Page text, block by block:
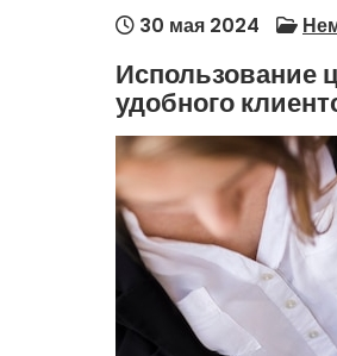
30 мая 2024
Использование
удобного